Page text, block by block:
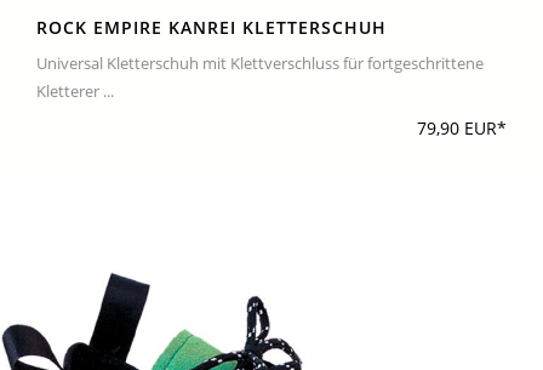
ROCK EMPIRE KANREI KLETTERSCHUH
Universal Kletterschuh mit Klettverschluss für fortgeschrittene
Kletterer ...
79,90 EUR*